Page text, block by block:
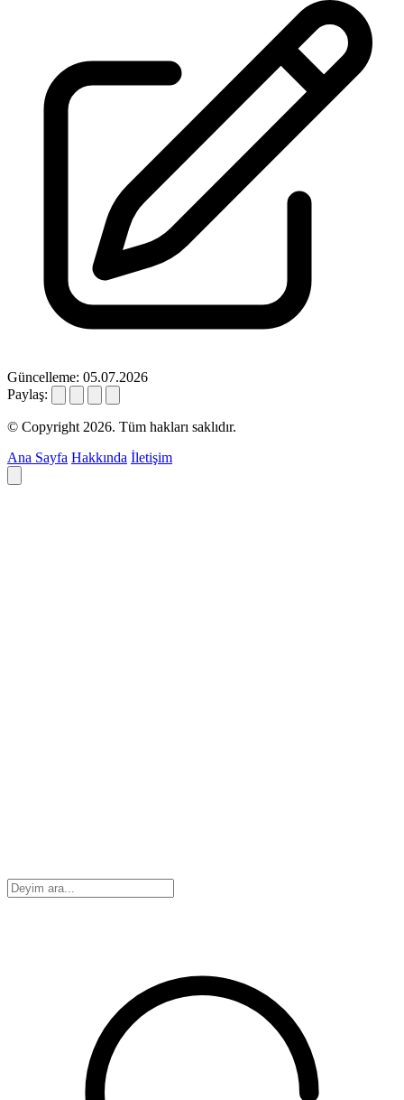
Güncelleme: 05.07.2026
Paylaş:
© Copyright 2026. Tüm hakları saklıdır.
Ana Sayfa Hakkında İletişim